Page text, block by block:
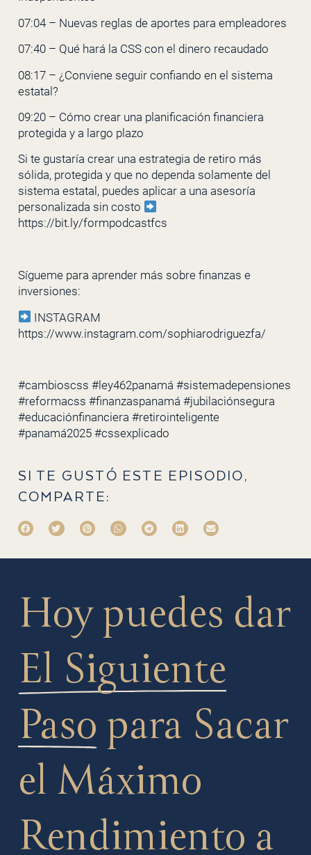
07:04 – Nuevas reglas de aportes para empleadores
07:40 – Qué hará la CSS con el dinero recaudado
08:17 – ¿Conviene seguir confiando en el sistema
estatal?
09:20 – Cómo crear una planificación financiera
protegida y a largo plazo
Si te gustaría crear una estrategia de retiro más
sólida, protegida y que no dependa solamente del
sistema estatal, puedes aplicar a una asesoría
personalizada sin costo
https://bit.ly/formpodcastfcs
Sígueme para aprender más sobre finanzas e
inversiones:
INSTAGRAM
https://www.instagram.com/sophiarodriguezfa/
#cambioscss #ley462panamá #sistemadepensiones
#reformacss #finanzaspanamá #jubilaciónsegura
#educaciónfinanciera #retirointeligente
#panamá2025 #cssexplicado
SI TE GUSTÓ ESTE EPISODIO,
COMPARTE:
Hoy puedes dar
El Siguiente
Paso para Sacar
el Máximo
Rendimiento a